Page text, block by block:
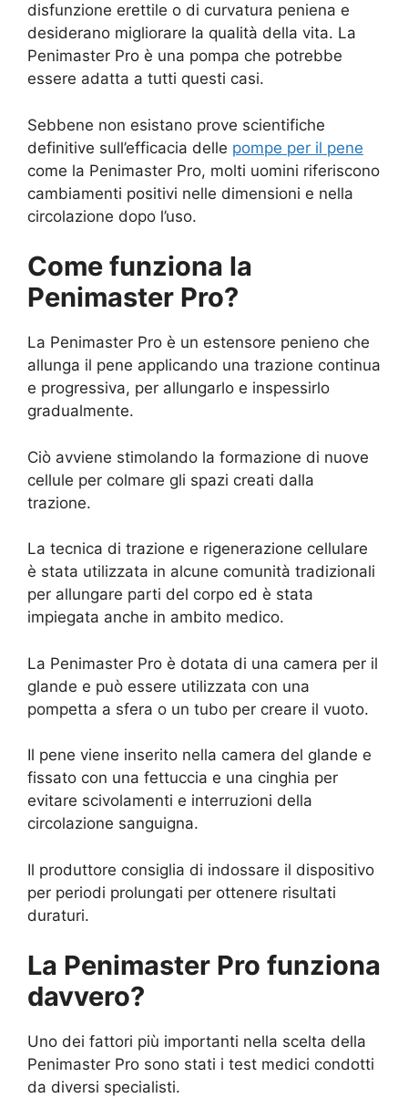
disfunzione erettile o di curvatura peniena e
desiderano migliorare la qualità della vita. La
Penimaster Pro è una pompa che potrebbe
essere adatta a tutti questi casi.
Sebbene non esistano prove scientifiche
definitive sull’efficacia delle pompe per il pene
come la Penimaster Pro, molti uomini riferiscono
cambiamenti positivi nelle dimensioni e nella
circolazione dopo l’uso.
Come funziona la
Penimaster Pro?
La Penimaster Pro è un estensore penieno che
allunga il pene applicando una trazione continua
e progressiva, per allungarlo e inspessirlo
gradualmente.
Ciò avviene stimolando la formazione di nuove
cellule per colmare gli spazi creati dalla
trazione.
La tecnica di trazione e rigenerazione cellulare
è stata utilizzata in alcune comunità tradizionali
per allungare parti del corpo ed è stata
impiegata anche in ambito medico.
La Penimaster Pro è dotata di una camera per il
glande e può essere utilizzata con una
pompetta a sfera o un tubo per creare il vuoto.
Il pene viene inserito nella camera del glande e
fissato con una fettuccia e una cinghia per
evitare scivolamenti e interruzioni della
circolazione sanguigna.
Il produttore consiglia di indossare il dispositivo
per periodi prolungati per ottenere risultati
duraturi.
La Penimaster Pro funziona
davvero?
Uno dei fattori più importanti nella scelta della
Penimaster Pro sono stati i test medici condotti
da diversi specialisti.